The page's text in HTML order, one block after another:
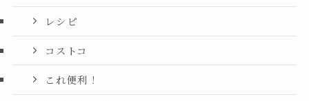
レシピ
コストコ
これ便利！